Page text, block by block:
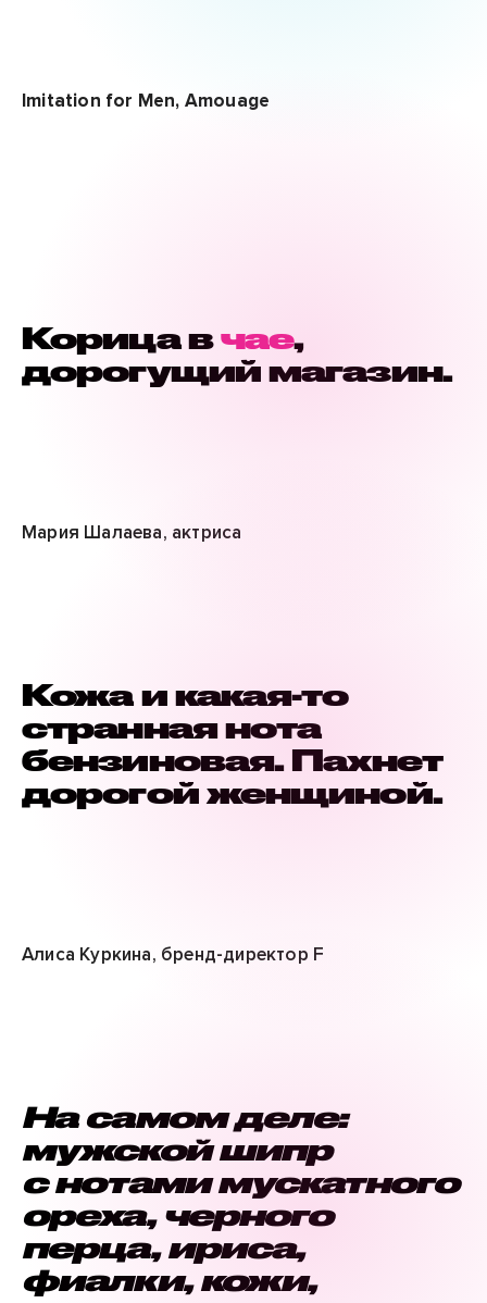
Imitation for Men, Amouage
Корица вчае,
дорогущий магазин.
Мария Шалаева, актриса
Кожа и какая-то
странная нота
бензиновая. Пахнет
дорогой женщиной.
Алиса Куркина, бренд-директор F
На самом деле:
мужской шипр
с нотами мускатного
ореха, черного
перца, ириса,
фиалки, кожи,